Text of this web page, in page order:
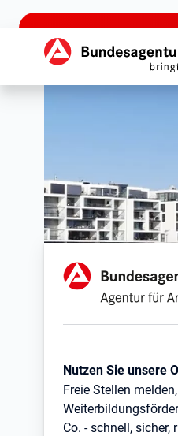
zu den Hauptinhalten springen
Agentur
Nutzen Sie unsere
Freie Stellen melden,
Co. - schnell, sicher,